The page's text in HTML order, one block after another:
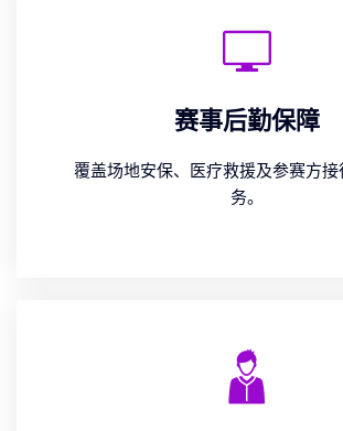
赛事后勤保障
覆盖场地安保、医疗救援及参赛方接
务。